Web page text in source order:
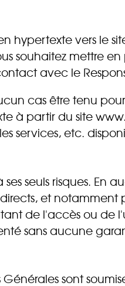
hypertexte vers le
souhaitez mettre
avec le
cas être tenu
à partir du site
services, etc.
ses seuls risques.
et
de l'accès ou de
sans aucune
Générales sont